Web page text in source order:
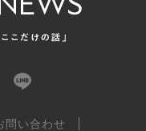
問い合わせ